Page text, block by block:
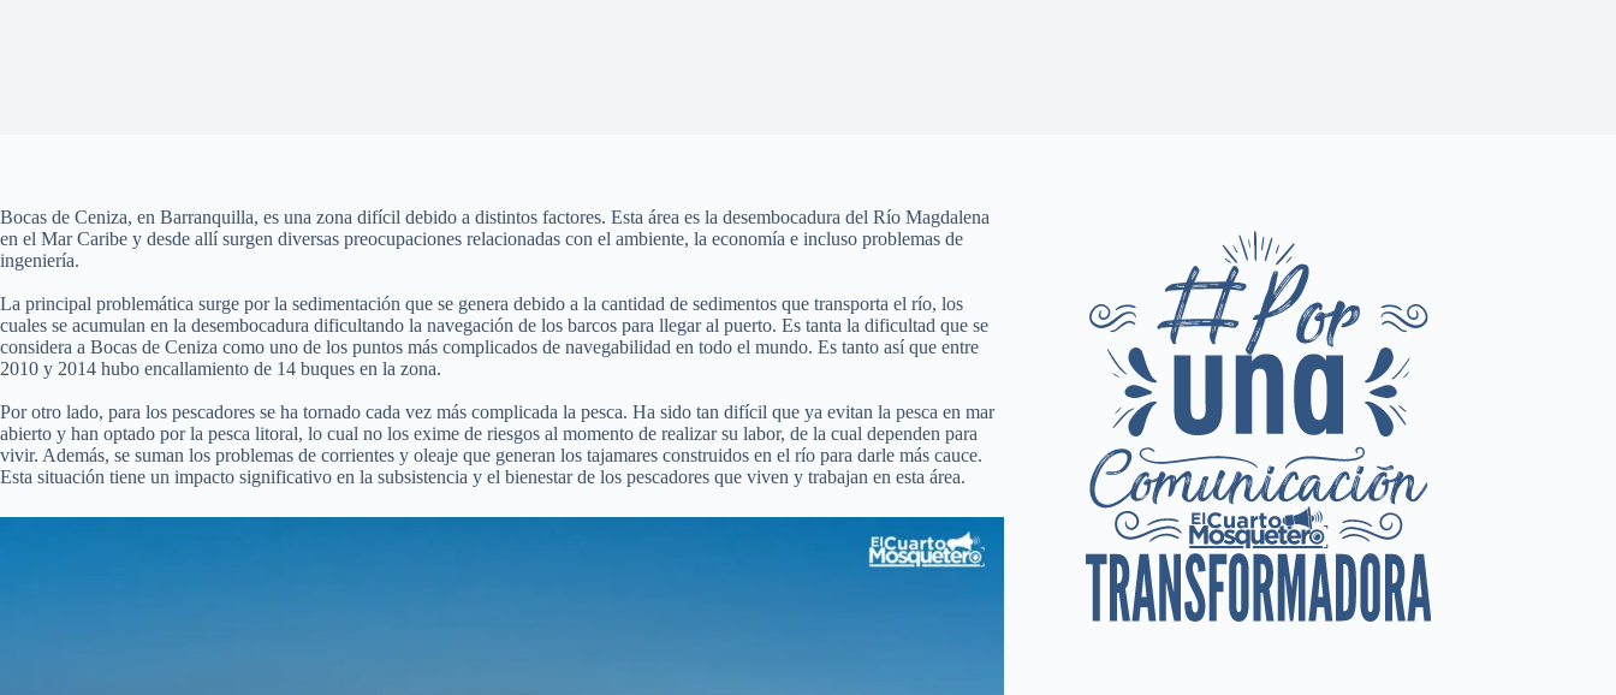
Bocas de Ceniza, en Barranquilla, es una zona difícil debido a distintos factores. Esta área es la desembocadura del Río Magdalena
en el Mar Caribe y desde allí surgen diversas preocupaciones relacionadas con el ambiente, la economía e incluso problemas de
ingeniería.
La principal problemática surge por la sedimentación que se genera debido a la cantidad de sedimentos que transporta el río, los
cuales se acumulan en la desembocadura dificultando la navegación de los barcos para llegar al puerto. Es tanta la dificultad que se
considera a Bocas de Ceniza como uno de los puntos más complicados de navegabilidad en todo el mundo. Es tanto así que entre
2010 y 2014 hubo encallamiento de 14 buques en la zona.
Por otro lado, para los pescadores se ha tornado cada vez más complicada la pesca. Ha sido tan difícil que ya evitan la pesca en mar
abierto y han optado por la pesca litoral, lo cual no los exime de riesgos al momento de realizar su labor, de la cual dependen para
vivir. Además, se suman los problemas de corrientes y oleaje que generan los tajamares construidos en el río para darle más cauce.
Esta situación tiene un impacto significativo en la subsistencia y el bienestar de los pescadores que viven y trabajan en esta área.